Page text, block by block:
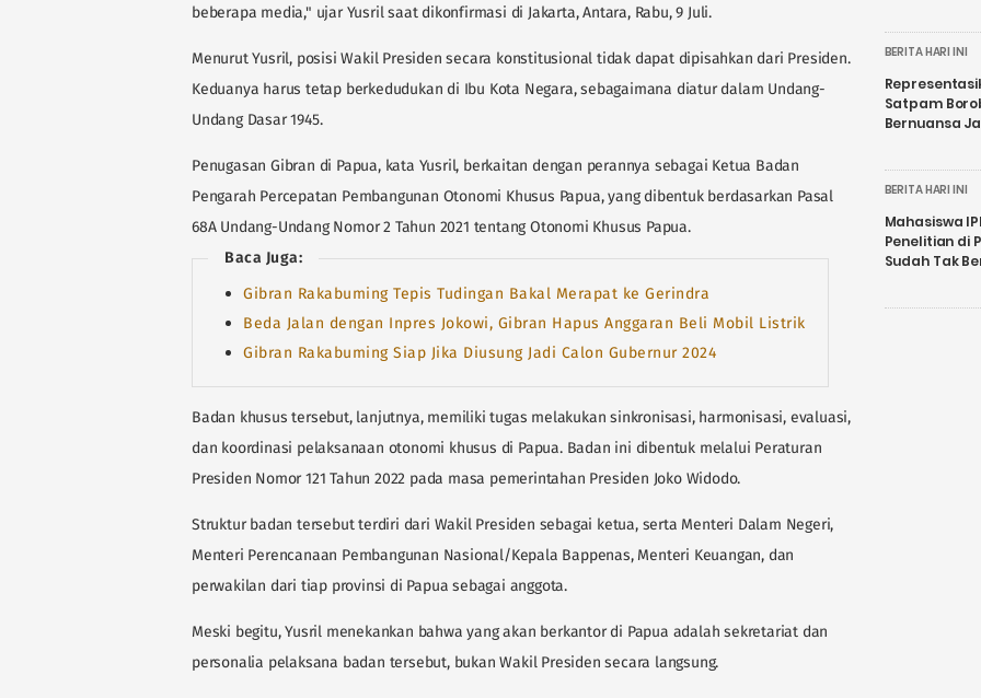
beberapa media," ujar Yusril saat dikonfirmasi di Jakarta, Antara, Rabu, 9 Juli.
Menurut Yusril, posisi Wakil Presiden secara konstitusional tidak dapat dipisahkan dari Presiden.
Keduanya harus tetap berkedudukan di Ibu Kota Negara, sebagaimana diatur dalam Undang-
Undang Dasar 1945.
Penugasan Gibran di Papua, kata Yusril, berkaitan dengan perannya sebagai Ketua Badan
Pengarah Percepatan Pembangunan Otonomi Khusus Papua, yang dibentuk berdasarkan Pasal
68A Undang-Undang Nomor 2 Tahun 2021 tentang Otonomi Khusus Papua.
Baca Juga:
Gibran Rakabuming Tepis Tudingan Bakal Merapat ke Gerindra
Beda Jalan dengan Inpres Jokowi, Gibran Hapus Anggaran Beli Mobil Listrik
Gibran Rakabuming Siap Jika Diusung Jadi Calon Gubernur 2024
Badan khusus tersebut, lanjutnya, memiliki tugas melakukan sinkronisasi, harmonisasi, evaluasi,
dan koordinasi pelaksanaan otonomi khusus di Papua. Badan ini dibentuk melalui Peraturan
Presiden Nomor 121 Tahun 2022 pada masa pemerintahan Presiden Joko Widodo.
Struktur badan tersebut terdiri dari Wakil Presiden sebagai ketua, serta Menteri Dalam Negeri,
Menteri Perencanaan Pembangunan Nasional/Kepala Bappenas, Menteri Keuangan, dan
perwakilan dari tiap provinsi di Papua sebagai anggota.
Meski begitu, Yusril menekankan bahwa yang akan berkantor di Papua adalah sekretariat dan
personalia pelaksana badan tersebut, bukan Wakil Presiden secara langsung.
BERITA HARI INI
Satpam
Bernuansa
BERITA HARI INI
Mahasiswa
Penelitian di
Sudah Tak